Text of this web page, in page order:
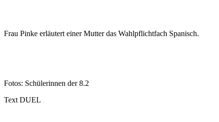
Frau Pinke erläutert einer Mutter das Wahlpflichtfach Spanisch.
Fotos: Schülerinnen der 8.2
Text DUEL